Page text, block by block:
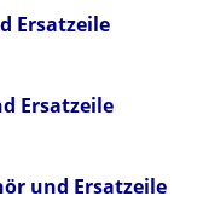
Ersatzeile
Ersatzeile
und Ersatzeile